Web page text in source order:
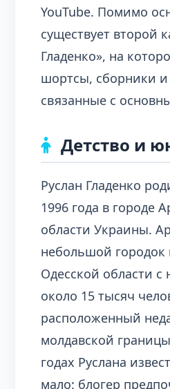
YouTube. Помимо
существует второй
Гладенко», на
шортсы, сборники
связанные с
Детство и
Руслан Гладенко
1996 года в городе
области Украины.
небольшой городок
Одесской области с
около 15 тысяч
расположенный
молдавской
годах Руслана
мало: блогер